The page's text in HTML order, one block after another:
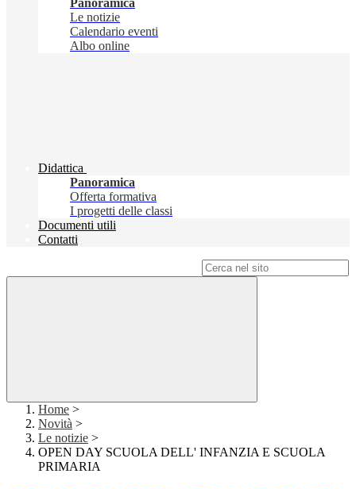
Panoramica
Le notizie
Calendario eventi
Albo online
Didattica
Panoramica
Offerta formativa
I progetti delle classi
Documenti utili
Contatti
Home >
Novità >
Le notizie >
OPEN DAY SCUOLA DELL' INFANZIA E SCUOLA
PRIMARIA